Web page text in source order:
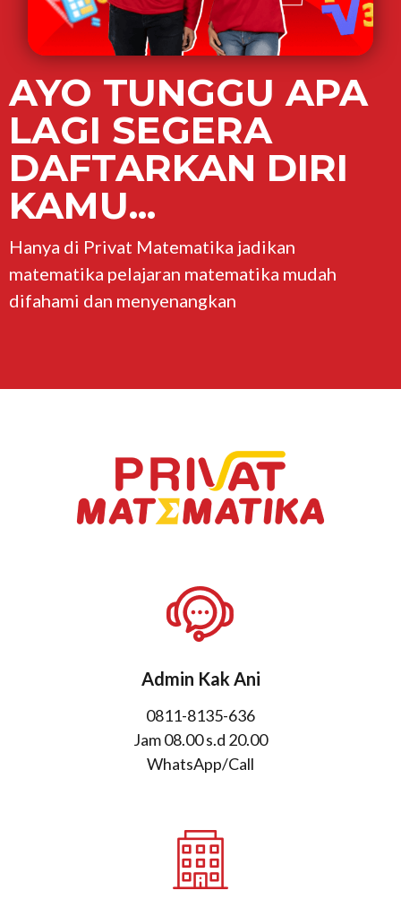
AYO TUNGGU APA
LAGI SEGERA
DAFTARKAN DIRI
KAMU...
Hanya di Privat Matematika jadikan
matematika pelajaran matematika mudah
difahami dan menyenangkan
Admin Kak Ani
0811-8135-636
Jam 08.00 s.d 20.00
WhatsApp/Call